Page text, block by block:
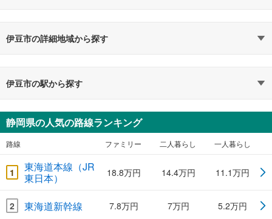
伊豆市の詳細地域から探す
伊豆市の駅から探す
静岡県の人気の路線ランキング
路線 ファミリー 二人暮らし 一人暮らし
1
東海道本線（JR
東日本）
18.8万円 14.4万円 11.1万円
2 東海道新幹線 7.8万円 7万円 5.2万円